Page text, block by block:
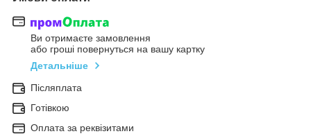
Ви отримаєте замовлення
або гроші повернуться на вашу картку
Детальніше
Післяплата
Готівкою
Оплата за реквізитами